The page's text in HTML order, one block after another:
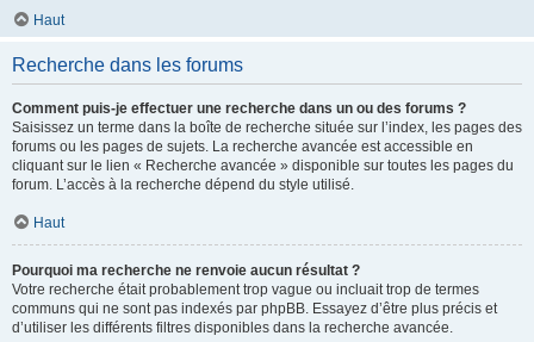
Haut
Recherche dans les forums
Comment puis-je effectuer une recherche dans un ou des forums ?
Saisissez un terme dans la boîte de recherche située sur l’index, les pages des
forums ou les pages de sujets. La recherche avancée est accessible en
cliquant sur le lien « Recherche avancée » disponible sur toutes les pages du
forum. L’accès à la recherche dépend du style utilisé.
Haut
Pourquoi ma recherche ne renvoie aucun résultat ?
Votre recherche était probablement trop vague ou incluait trop de termes
communs qui ne sont pas indexés par phpBB. Essayez d’être plus précis et
d’utiliser les différents filtres disponibles dans la recherche avancée.